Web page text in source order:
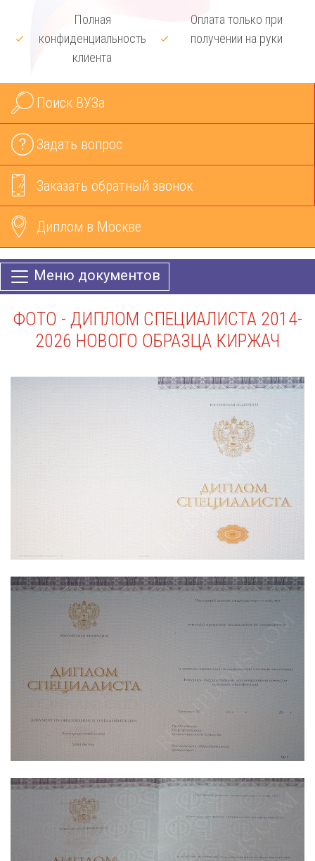
Полная
конфиденциальность
клиента
Оплата только при
получении на руки
Поиск ВУЗа
Задать вопрос
Заказать обратный звонок
Диплом в Москве
Меню документов
ФОТО - ДИПЛОМ СПЕЦИАЛИСТА 2014-
2026 НОВОГО ОБРАЗЦА КИРЖАЧ